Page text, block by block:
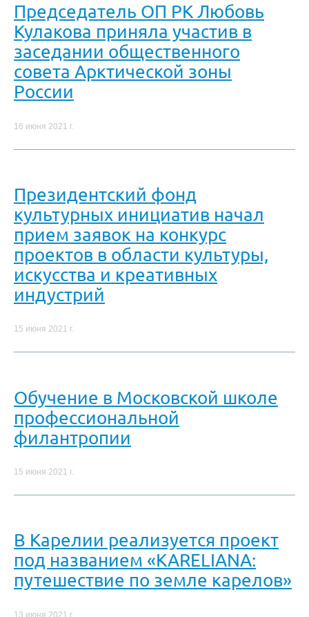
Председатель ОП РК Любовь
Кулакова приняла участив в
заседании общественного
совета Арктической зоны
России
16 июня 2021 г.
Президентский фонд
культурных инициатив начал
прием заявок на конкурс
проектов в области культуры,
искусства и креативных
индустрий
15 июня 2021 г.
Обучение в Московской школе
профессиональной
филантропии
15 июня 2021 г.
В Карелии реализуется проект
под названием «KARELIANA:
путешествие по земле карелов»
13 июня 2021 г.